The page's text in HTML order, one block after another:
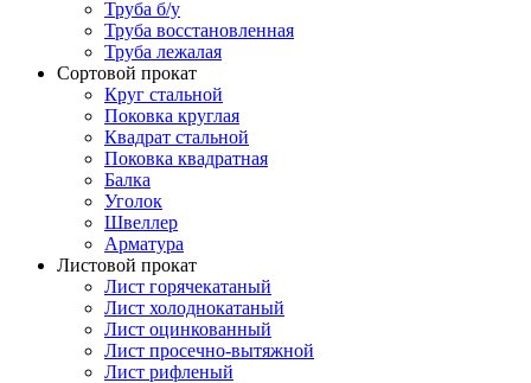
Труба б/у
Труба восстановленная
Труба лежалая
Сортовой прокат
Круг стальной
Поковка круглая
Квадрат стальной
Поковка квадратная
Балка
Уголок
Швеллер
Арматура
Листовой прокат
Лист горячекатаный
Лист холоднокатаный
Лист оцинкованный
Лист просечно-вытяжной
Лист рифленый